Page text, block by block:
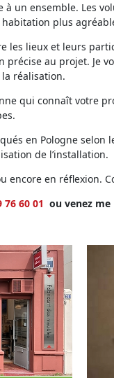
à un ensemble. Les
plus
les lieux et leurs
au projet. Je
réalisation.
qui connaît votre
en Pologne
de l’installation.
encore en réflexion.
76 60 01 ou venez